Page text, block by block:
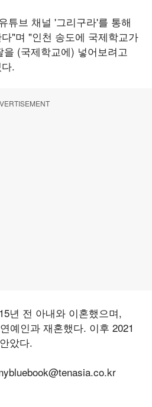
튜브 채널 '그리구라'를 통해
"며 "인천 송도에 국제학교가
(국제학교에) 넣어보려고
.
년 전 아내와 이혼했으며,
예인과 재혼했다. 이후 2021
았다.